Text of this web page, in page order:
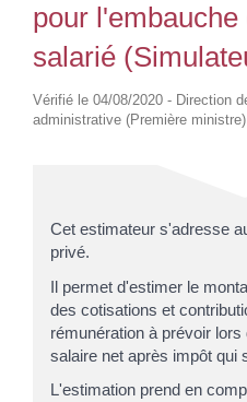
pour
salarié
Vérifié le 04/08/2020 - Direction
administrative (Première ministre)
Cet estimateur s'adresse
privé.
Il permet d'estimer le
des cotisations et
rémunération à prévoir
salaire net après impôt qui
L'estimation prend en